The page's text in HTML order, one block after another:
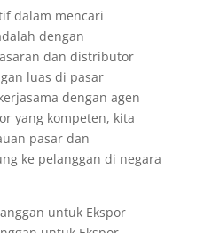
dalam mencari
dengan
dan distributor
luas di pasar
dengan agen
yang kompeten, kita
pasar dan
ke pelanggan di negara